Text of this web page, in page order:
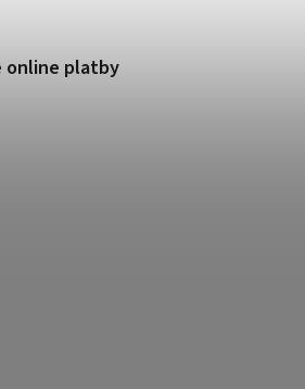
online platby